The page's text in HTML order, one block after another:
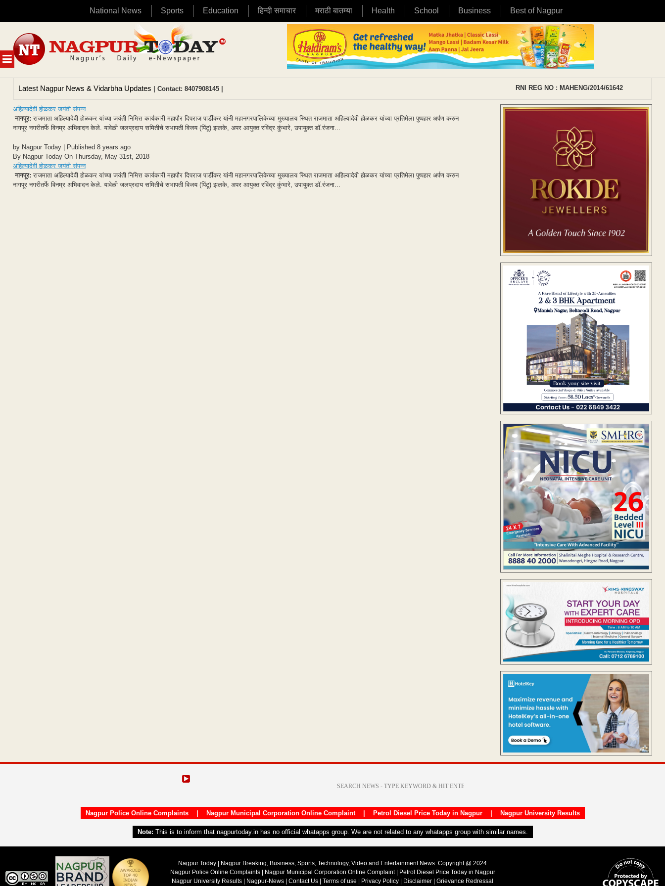
National News Sports Education हिन्दी समाचार मराठी बातम्या Health School Business Best of Nagpur
MENU
content
Latest Nagpur News & Vidarbha Updates | Contact: 8407908145 | RNI REG NO : MAHENG/2014/61642
अहिल्यादेवी होळकर जयंती संपन्न
नागपूर: राजमाता अहिल्यादेवी होळकर यांच्या जयंती निमित्त कार्यकारी महापौर दिपराज पार्डीकर यांनी महानगरपालिकेच्या मुख्यालय स्थित राजमाता अहिल्यादेवी होळकर यांच्या प्रतिमेला पुष्पहार अर्पण करुन
नागपूर नगरीतर्फे विनम्र अभिवादन केले. यावेळी जलप्रदाय समितीचे सभापती विजय (पिंटू) झलके, अपर आयुक्त रविंद्र कुंभारे, उपायुक्त डॉ.रंजना...
by Nagpur Today | Published 8 years ago
By Nagpur Today On Thursday, May 31st, 2018
अहिल्यादेवी होळकर जयंती संपन्न
नागपूर: राजमाता अहिल्यादेवी होळकर यांच्या जयंती निमित्त कार्यकारी महापौर दिपराज पार्डीकर यांनी महानगरपालिकेच्या मुख्यालय स्थित राजमाता अहिल्यादेवी होळकर यांच्या प्रतिमेला पुष्पहार अर्पण करुन
नागपूर नगरीतर्फे विनम्र अभिवादन केले. यावेळी जलप्रदाय समितीचे सभापती विजय (पिंटू) झलके, अपर आयुक्त रविंद्र कुंभारे, उपायुक्त डॉ.रंजना...
Nagpur Police Online Complaints| Nagpur Municipal Corporation Online Complaint| Petrol Diesel Price Today in Nagpur| Nagpur University Results
Note: This is to inform that nagpurtoday.in has no official whatapps group. We are not related to any whatapps group with similar names.
Nagpur Today | Nagpur Breaking, Business, Sports, Technology, Video and Entertainment News. Copyright @ 2024
Nagpur Police Online Complaints| Nagpur Municipal Corporation Online Complaint|
Petrol Diesel Price Today in Nagpur
Nagpur University Results
Nagpur-News Contact Us Terms of use Privacy Policy Disclaimer Grievance Redressal